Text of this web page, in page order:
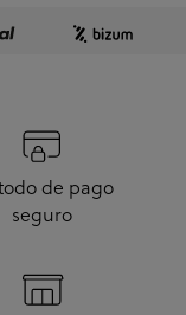
de pago
seguro